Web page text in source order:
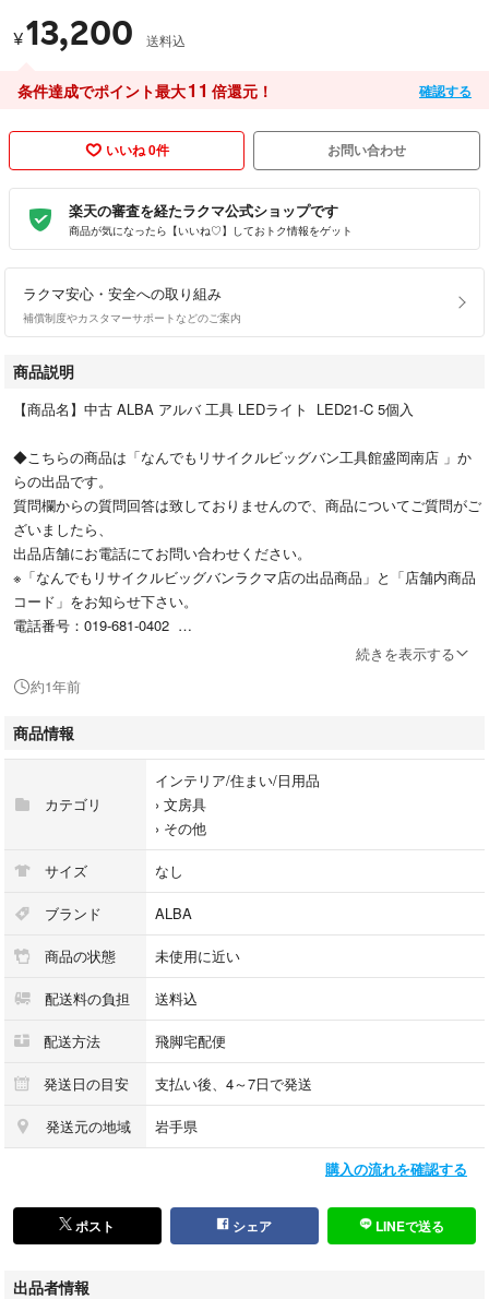
¥13,200 送料込
条件達成でポイント最大11 倍還元！ 確認する
いいね 0件 お問い合わせ
楽天の審査を経たラクマ公式ショップです
商品が気になったら【いいね♡】しておトク情報をゲット
ラクマ安心・安全への取り組み
補償制度やカスタマーサポートなどのご案内
商品説明
【商品名】中古 ALBA アルバ 工具 LEDライト LED21-C 5個入
◆こちらの商品は「なんでもリサイクルビッグバン工具館盛岡南店 」か
らの出品です。
質問欄からの質問回答は致しておりませんので、商品についてご質問がご
ざいましたら、
出品店舗にお電話にてお問い合わせください。
※「なんでもリサイクルビッグバンラクマ店の出品商品」と「店舗内商品
コード」をお知らせ下さい。
電話番号：019-681-0402
【店舗内商品コード】1021000160739
【メーカー】ALBA/アルバ
【型番】LED21-C
【コンディション詳細】中身の確認の為のみに開封した商品、多少の使用
（1～2度程）、または店頭展示のみのほぼ新品に近い中古品
【使用予定配送業者】佐川急便 飛脚宅配便80サイズ ※お客様による配送
方法の指定は承っておりません。
【こちらの商品は在庫連動システムを導入し、店頭や他ネットショップと
併売を行なっておりますが、
タイミングによりシステムの反映が間に合わず欠品となってしまう場合が
売切れの場合は、ご購入をキャンセルさせていただく場合がございま
す。】
【備考/コメント】
商品確認の為に開封しておりますが、使用された跡が見受けられない状態
ですので未使用品での出品とさせて頂きます。
外箱に擦れ、へこみ等があり、6個入りとの記載がありますが、5個入りで
また、店頭併売品のため、外箱に傷・汚れ等の状態変化がある場合がござ
います。
続きを表示する
約1年前
商品情報
カテゴリ
インテリア/住まい/日用品
› 文房具
› その他
サイズ なし
ブランド ALBA
商品の状態 未使用に近い
配送料の負担 送料込
配送方法 飛脚宅配便
発送日の目安 支払い後、4～7日で発送
発送元の地域 岩手県
購入の流れを確認する
ポスト シェア LINEで送る
出品者情報